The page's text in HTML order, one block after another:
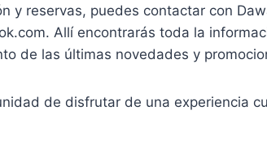
y reservas, puedes contactar con
Allí encontrarás toda la
de las últimas novedades y
de disfrutar de una experiencia